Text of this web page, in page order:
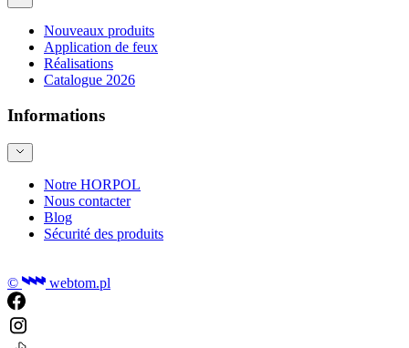
Nouveaux produits
Application de feux
Réalisations
Catalogue 2026
Informations
Notre HORPOL
Nous contacter
Blog
Sécurité des produits
© webtom.pl